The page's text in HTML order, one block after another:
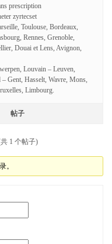
prescription
zyrtecset
Toulouse, Bordeaux,
Rennes, Grenoble,
Douai et Lens, Avignon,
Louvain – Leuven,
Gent, Hasselt, Wavre, Mons,
Limbourg.
帖子
1 个帖子)
。